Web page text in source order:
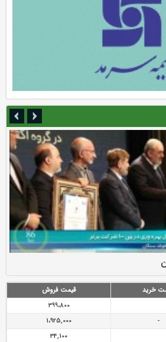
گران ایران از اقدامات مدیرعامل بیمه
به مشتریان بانک ها در مورد
خرید
قیمت فروش
399،800
-
1،925,000
34,100